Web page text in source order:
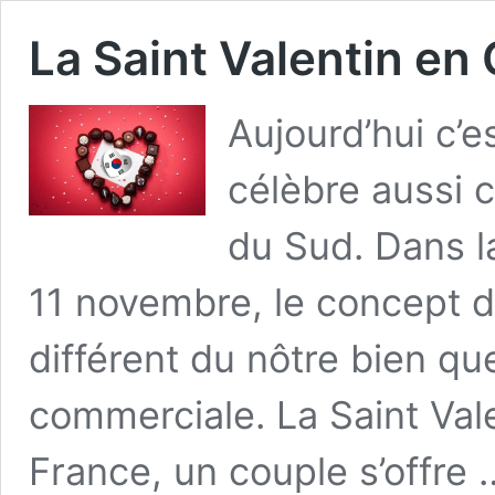
La Saint Valentin en
Aujourd’hui
célèbre aussi
du Sud. Dans
11 novembre, le concept
différent du nôtre bien
commerciale. La Saint
France, un couple